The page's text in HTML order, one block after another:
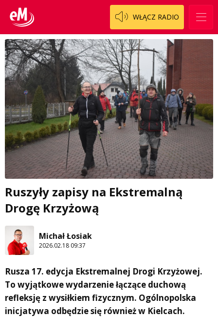
WŁĄCZ RADIO
Ruszyły zapisy na Ekstremalną
Drogę Krzyżową
Michał Łosiak
2026.02.18 09:37
Rusza 17. edycja Ekstremalnej Drogi Krzyżowej.
To wyjątkowe wydarzenie łączące duchową
refleksję z wysiłkiem fizycznym. Ogólnopolska
inicjatywa odbędzie się również w Kielcach.